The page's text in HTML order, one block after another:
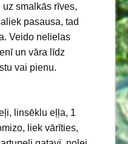
smalkās rīves,
pasausa, tad
Veido nelielas
un vāra līdz
vai pienu.
linsēklu eļļa, 1
liek vārīties,